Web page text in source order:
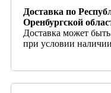
Доставка по
Оренбургской
Доставка может
при условии